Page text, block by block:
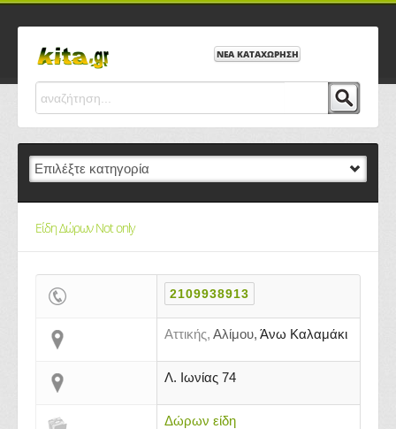
ΝΕΑ ΚΑΤΑΧΩΡΗΣΗ
Είδη Δώρων Not only
2109938913
Αττικής, Αλίμου, Άνω Καλαμάκι
Λ. Ιωνίας 74
Δώρων είδη